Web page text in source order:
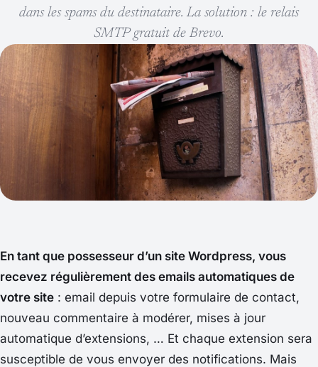
dans les spams du destinataire. La solution : le relais
SMTP gratuit de Brevo.
En tant que possesseur d’un site Wordpress, vous
recevez régulièrement des emails automatiques de
votre site : email depuis votre formulaire de contact,
nouveau commentaire à modérer, mises à jour
automatique d’extensions, … Et chaque extension sera
susceptible de vous envoyer des notifications. Mais